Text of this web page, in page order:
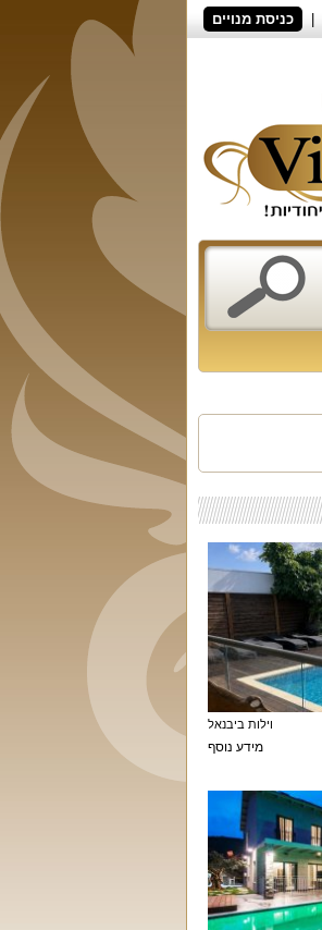
כניסת מנויים
וילות ביבנאל
מידע נוסף